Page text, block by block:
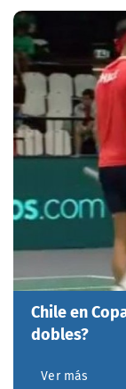
Chile en
dobles?
Ver más